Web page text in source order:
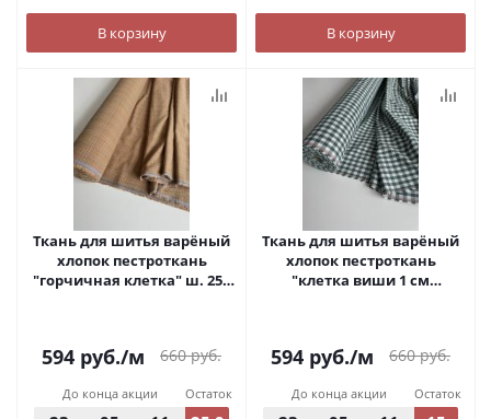
В корзину В корзину
Ткань для шитья варёный
хлопок пестроткань
"горчичная клетка" ш. 250
594 руб./м 660руб.
До конца акции Остаток
Ткань для шитья варёный
хлопок пестроткань
"клетка виши 1 см
594 руб./м 660руб.
До конца акции Остаток